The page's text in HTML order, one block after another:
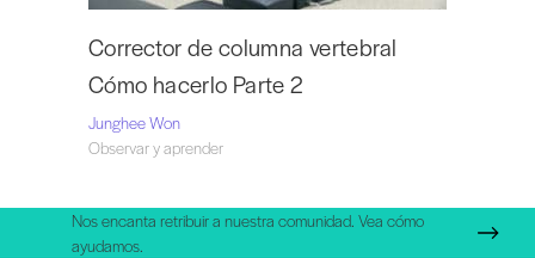
Corrector de columna vertebral
Cómo hacerlo Parte 2
Junghee Won
Observar y aprender
Nos encanta retribuir a nuestra comunidad. Vea cómo
ayudamos.